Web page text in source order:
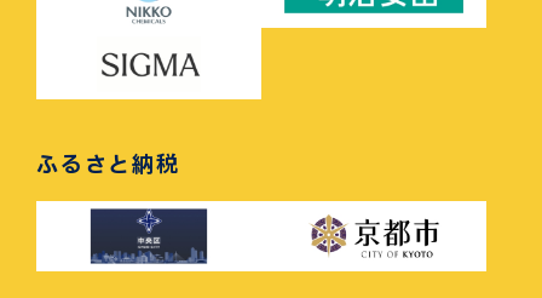
ふるさと納税